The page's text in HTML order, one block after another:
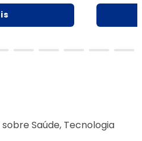
Saúde, Tecnologia